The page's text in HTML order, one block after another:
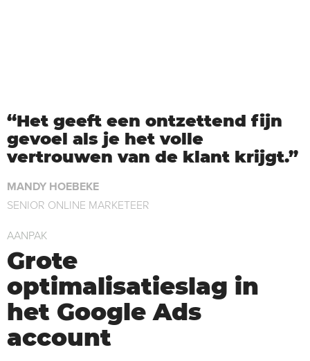
Het geeft een ontzettend fijn
gevoel als je het volle
vertrouwen van de klant krijgt.
MANDY HOEBEKE
SENIOR ONLINE MARKETEER
AANPAK
Grote
optimalisatieslag in
het Google Ads
account